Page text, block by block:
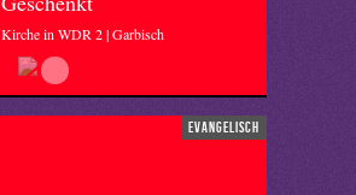
Kirche in WDR 2 | Garbisch
evangelisch